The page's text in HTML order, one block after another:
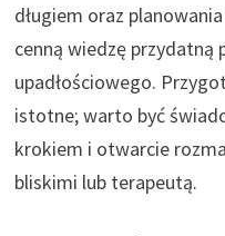
długiem oraz
cenną wiedzę przydatną
upadłościowego.
istotne; warto być
krokiem i otwarcie
bliskimi lub terapeutą.